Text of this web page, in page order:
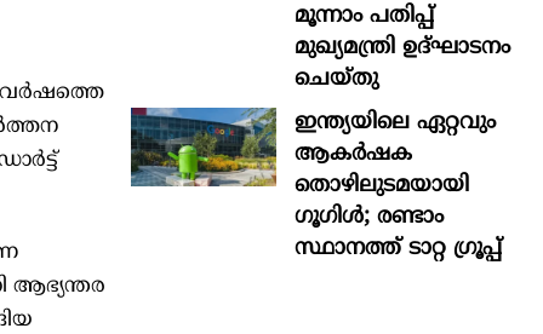
ആഭ്യന്തര
മൂന്നാം പതിപ്പ്
മുഖ്യമന്ത്രി ഉദ്ഘാടനം
ചെയ്തു
ഇന്ത്യയിലെ ഏറ്റവും
ആകര്‍ഷക
തൊഴിലുടമയായി
ഗൂഗിള്‍; രണ്ടാം
സ്ഥാനത്ത് ടാറ്റ ഗ്രൂപ്പ്